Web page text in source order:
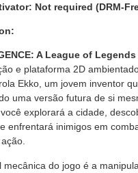
Not required (DRM-
A League of
e plataforma 2D
Ekko, um jovem inventor
uma versão futura de si
explorará a cidade,
enfrentará inimigos em
mecânica do jogo é a